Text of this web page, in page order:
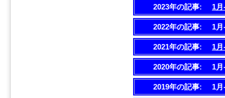
2023年の記事: 1
2022年の記事: 1
2021年の記事: 1
2020年の記事: 1
2019年の記事: 1